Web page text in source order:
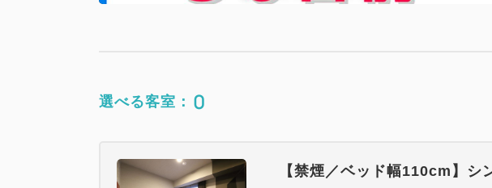
選べる客室： 0
【禁煙／ベッド幅110cm】シ